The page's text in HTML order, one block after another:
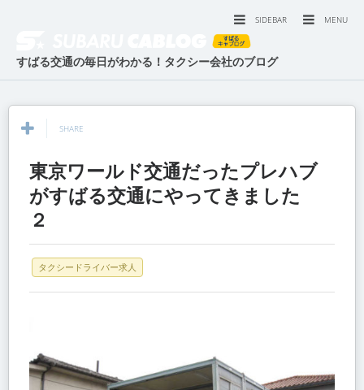
MENU
SIDEBAR
すばる交通の毎日がわかる！タクシー会社のブログ
SHARE
東京ワールド交通だったプレハブ
がすばる交通にやってきました
２
タクシードライバー求人